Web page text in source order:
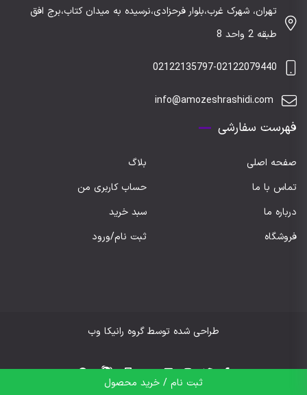
ثبت نام / خرید محصول
تهران، شهرک غرب،بلوار فرحزادی،نرسیده به میدان کتاب،برج افق
طبقه 2 واحد 8
02122135797-02122079440
info@amozeshrashidi.com
فهرست سفارشی
صفحه اصلی
بلاگ
تماس با ما
حساب کاربری من
درباره ما
سبد خرید
فروشگاه
ثبت نام/ورود
طراحی شده توسط گروه رانیکا وب